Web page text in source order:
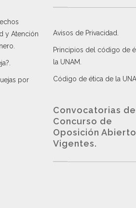
y Atención
por
Avisos de Privacidad
Principios del código de
la UNAM
Código de ética de la
Convocatorias de
Concurso de
Oposición Abierto
Vigentes.